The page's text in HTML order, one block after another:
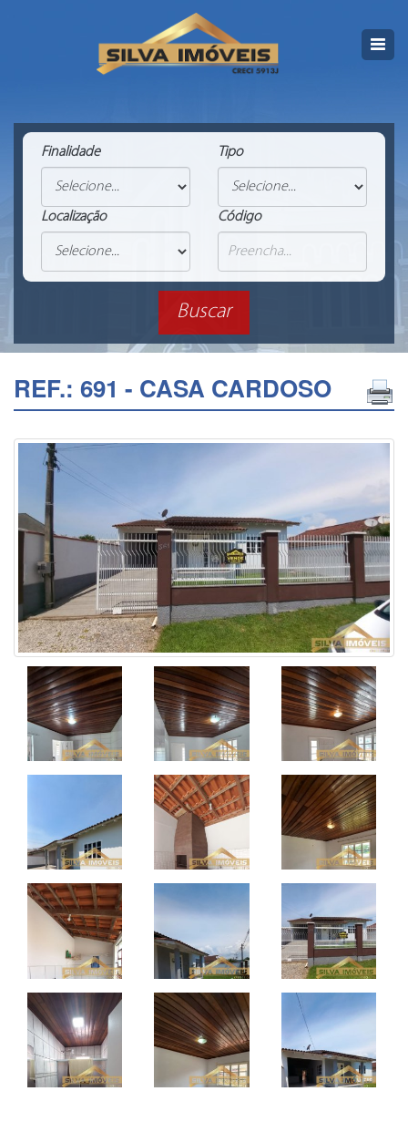
Finalidade Tipo
Localização Código
REF.: 691 - CASA CARDOSO